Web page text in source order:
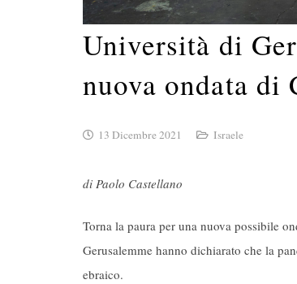
Università di
nuova ondata di
13 Dicembre 2021 Israele
di Paolo Castellano
Torna la paura per una nuova possibile
Gerusalemme hanno dichiarato che la
ebraico.